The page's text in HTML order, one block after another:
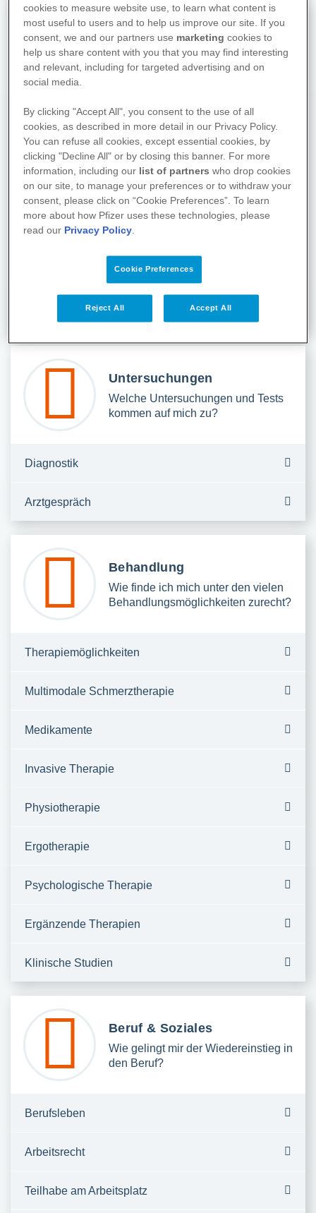
Leben mit der Erkrankung
Mein Leben steht auf dem Kopf -
Was kann ich tun?
Leben mit Schmerzen
Ernährung
Bewegung/Sport
Freizeit
Vorsorge treffen
Untersuchungen
Welche Untersuchungen und Tests
kommen auf mich zu?
Diagnostik
Arztgespräch
Behandlung
Wie finde ich mich unter den vielen
Behandlungsmöglichkeiten zurecht?
Therapiemöglichkeiten
Multimodale Schmerztherapie
Medikamente
Invasive Therapie
Physiotherapie
Ergotherapie
Psychologische Therapie
Ergänzende Therapien
Klinische Studien
Beruf & Soziales
Wie gelingt mir der Wiedereinstieg in
den Beruf?
Berufsleben
Arbeitsrecht
Teilhabe am Arbeitsplatz
cookies to measure website use, to learn what content is
most useful to users and to help us improve our site. If you
consent, we and our partners use marketing cookies to
help us share content with you that you may find interesting
and relevant, including for targeted advertising and on
social media.
By clicking "Accept All", you consent to the use of all
cookies, as described in more detail in our Privacy Policy.
You can refuse all cookies, except essential cookies, by
clicking "Decline All" or by closing this banner. For more
information, including our list of partners who drop cookies
on our site, to manage your preferences or to withdraw your
consent, please click on “Cookie Preferences”. To learn
more about how Pfizer uses these technologies, please
read our Privacy Policy.
Cookie Preferences
Reject All Accept All